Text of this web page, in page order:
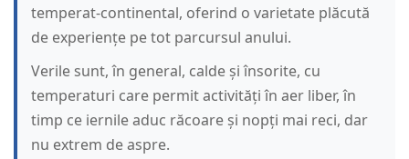
temperat-continental, oferind o varietate plăcută
de experiențe pe tot parcursul anului.
Verile sunt, în general, calde și însorite, cu
temperaturi care permit activități în aer liber, în
timp ce iernile aduc răcoare și nopți mai reci, dar
nu extrem de aspre.